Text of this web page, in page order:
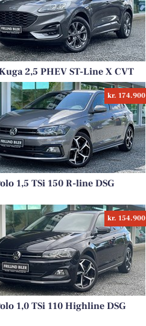
2,5 PHEV ST-Line X CVT
kr. 174.900
1,5 TSi 150 R-line DSG
kr. 154.900
1,0 TSi 110 Highline DSG